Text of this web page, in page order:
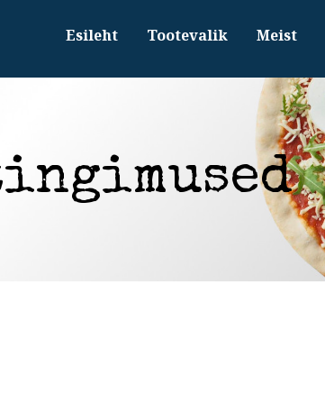
Esileht Tootevalik Meist